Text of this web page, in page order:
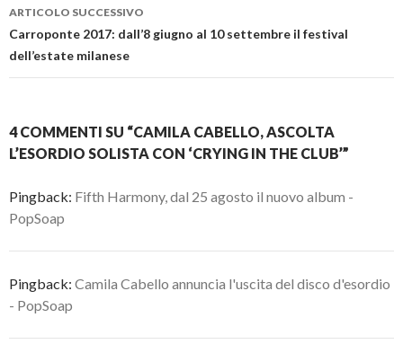
ARTICOLO SUCCESSIVO
Carroponte 2017: dall’8 giugno al 10 settembre il festival
dell’estate milanese
4 COMMENTI SU “CAMILA CABELLO, ASCOLTA
L’ESORDIO SOLISTA CON ‘CRYING IN THE CLUB’”
Pingback: Fifth Harmony, dal 25 agosto il nuovo album -
PopSoap
Pingback: Camila Cabello annuncia l'uscita del disco d'esordio
- PopSoap